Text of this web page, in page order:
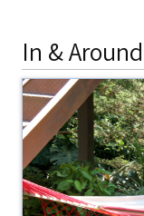
In & Around